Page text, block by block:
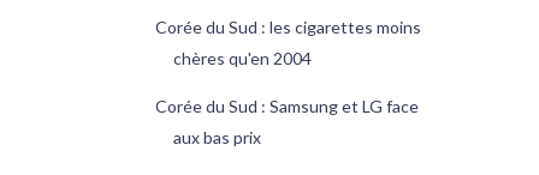
Corée du Sud : les cigarettes moins
chères qu'en 2004
Corée du Sud : Samsung et LG face
aux bas prix